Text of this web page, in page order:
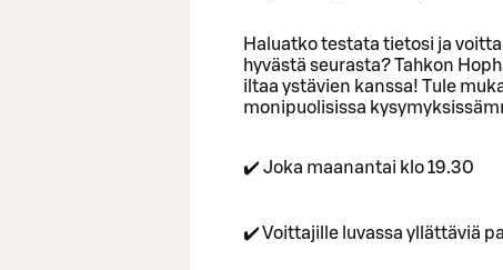
Haluatko testata tietosi ja
hyvästä seurasta? Tahkon
iltaa ystävien kanssa! Tule
monipuolisissa
✔️ Joka maanantai klo 19.30
✔️ Voittajille luvassa yllättäviä